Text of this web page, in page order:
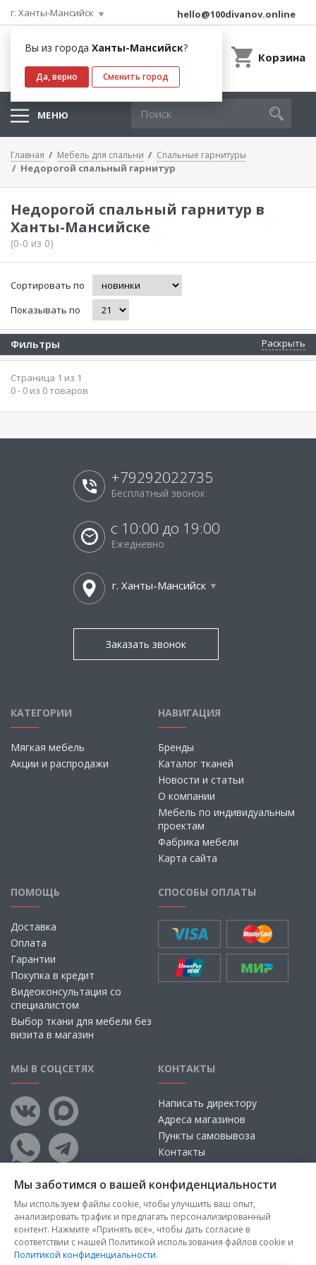
г. Ханты-Мансийск
Вы из города Ханты-Мансийск?
Да, верно Сменить город
hello@100divanov.online
Корзина
МЕНЮ
Главная Мебель для спальни Спальные гарнитуры
Недорогой спальный гарнитур
Недорогой спальный гарнитур в
Ханты-Мансийске
(0-0 из 0)
Сортировать по
Показывать по
Фильтры Раскрыть
Страница 1 из 1
0 - 0 из 0 товаров
+79292022735
Бесплатный звонок
с 10:00 до 19:00
Ежедневно
г. Ханты-Мансийск
Заказать звонок
КАТЕГОРИИ
Мягкая мебель
Акции и распродажи
НАВИГАЦИЯ
Бренды
Каталог тканей
Новости и статьи
О компании
Мебель по индивидуальным
проектам
Фабрика мебели
Карта сайта
ПОМОЩЬ
Доставка
Оплата
Гарантии
Покупка в кредит
Видеоконсультация со
специалистом
Выбор ткани для мебели без
визита в магазин
СПОСОБЫ ОПЛАТЫ
МЫ В СОЦСЕТЯХ КОНТАКТЫ
Написать директору
Адреса магазинов
Пункты самовывоза
Контакты
Copyright © 2026, ООО «100 Диванов» — Все права защищены
Мы заботимся о вашей конфиденциальности
Мы используем файлы cookie, чтобы улучшить ваш опыт,
анализировать трафик и предлагать персонализированный
контент. Нажмите «Принять все», чтобы дать согласие в
соответствии с нашей Политикой использования файлов cookie и
Политикой конфиденциальности.